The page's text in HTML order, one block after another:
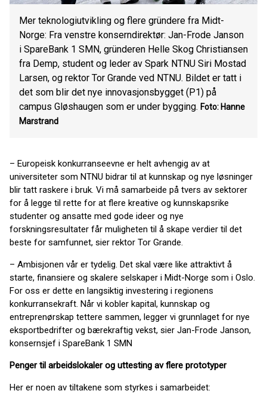
Mer teknologiutvikling og flere gründere fra Midt-
Norge: Fra venstre konserndirektør: Jan-Frode Janson
i SpareBank 1 SMN, gründeren Helle Skog Christiansen
fra Demp, student og leder av Spark NTNU Siri Mostad
Larsen, og rektor Tor Grande ved NTNU. Bildet er tatt i
det som blir det nye innovasjonsbygget (P1) på
campus Gløshaugen som er under bygging. Foto: Hanne
Marstrand
– Europeisk konkurranseevne er helt avhengig av at
universiteter som NTNU bidrar til at kunnskap og nye løsninger
blir tatt raskere i bruk. Vi må samarbeide på tvers av sektorer
for å legge til rette for at flere kreative og kunnskapsrike
studenter og ansatte med gode ideer og nye
forskningsresultater får muligheten til å skape verdier til det
beste for samfunnet, sier rektor Tor Grande.
– Ambisjonen vår er tydelig. Det skal være like attraktivt å
starte, finansiere og skalere selskaper i Midt-Norge som i Oslo.
For oss er dette en langsiktig investering i regionens
konkurransekraft. Når vi kobler kapital, kunnskap og
entreprenørskap tettere sammen, legger vi grunnlaget for nye
eksportbedrifter og bærekraftig vekst, sier Jan-Frode Janson,
konsernsjef i SpareBank 1 SMN
Penger til arbeidslokaler og uttesting av flere prototyper
Her er noen av tiltakene som styrkes i samarbeidet: